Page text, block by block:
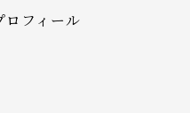
ロフィール